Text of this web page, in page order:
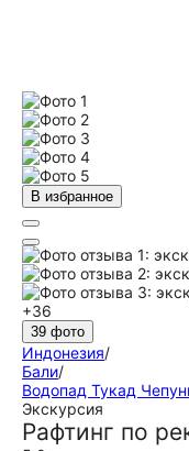
В избранное
+36
39 фото
Индонезия/
Бали/
Водопад Тукад
Экскурсия
Рафтинг по